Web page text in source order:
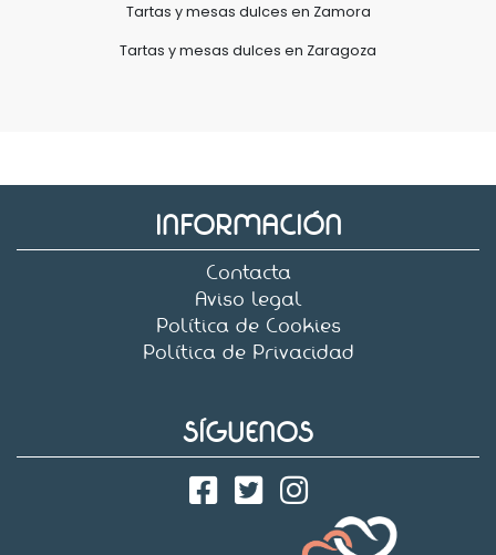
Tartas y mesas dulces en Zamora
Tartas y mesas dulces en Zaragoza
INFORMACIÓN
Contacta
Aviso legal
Política de Cookies
Política de Privacidad
SÍGUENOS